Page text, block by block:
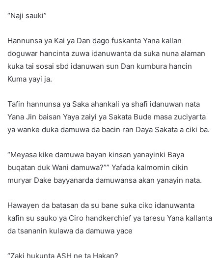
“Naji sauki”
Hannunsa ya Kai ya Dan dago fuskanta Yana kallan
doguwar hancinta zuwa idanuwanta da suka nuna alaman
kuka tai sosai sbd idanuwan sun Dan kumbura hancin
Kuma yayi ja.
Tafin hannunsa ya Saka ahankali ya shafi idanuwan nata
Yana Jin baisan Yaya zaiyi ya Sakata Bude masa zuciyarta
ya wanke duka damuwa da bacin ran Daya Sakata a ciki ba.
“Meyasa kike damuwa bayan kinsan yanayinki Baya
buqatan duk Wani damuwa?”” Yafada kalmomin cikin
muryar Dake bayyanarda damuwansa akan yanayin nata.
Hawayen da batasan da su bane suka ciko idanuwanta
kafin su sauko ya Ciro handkerchief ya taresu Yana kallanta
da tsananin kulawa da damuwa yace
“Zaki hukunta ASH ne ta Hakan?